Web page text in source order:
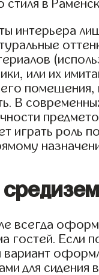
стиля в
интерьера
или их
помещения,
В
играть роль
всегда
гостей.
для сидения